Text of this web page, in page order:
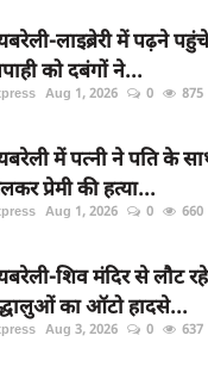
लाइब्रेरी में पढ़ने पहुंचे
को दबंगों ने...
Aug 1, 2026 0 875
में पत्नी ने पति के
प्रेमी की हत्या...
Aug 1, 2026 0 660
शिव मंदिर से लौट रहे
का ऑटो हादसे...
Aug 3, 2026 0 637